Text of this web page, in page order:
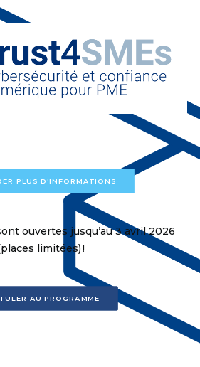
PLUS D'INFORMATIONS
ouvertes jusqu’au 3 avril 2026
limitées)!
AU PROGRAMME